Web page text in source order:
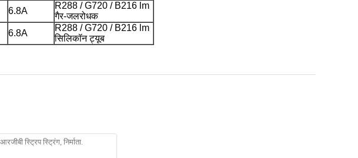
6.8A
R288 / G720 / B216 lm
गैर-जलरोधक
6.8A
R288 / G720 / B216 lm
सिलिकॉन ट्यूब